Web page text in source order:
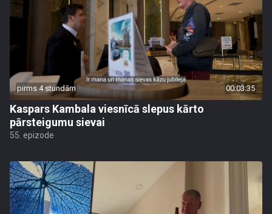
pirms 4 stundām 00:03:35
Kaspars Kambala viesnīcā slepus kārto
pārsteigumu sievai
55. epizode